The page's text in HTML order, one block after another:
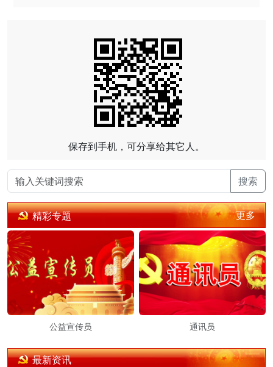
保存到手机，可分享给其它人。
搜索
精彩专题 更多
公益宣传员 通讯员
最新资讯